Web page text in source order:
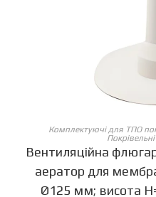
Комплектуючі для ТПО
Вентиляційна
аератор для
Ø125 мм; висота